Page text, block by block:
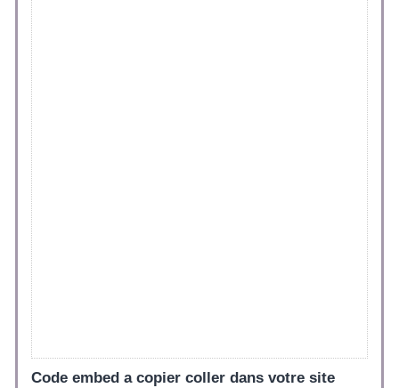
Code embed a copier coller dans votre site